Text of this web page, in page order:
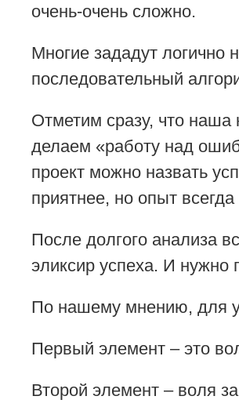
очень-очень сложно.
Многие зададут
последовательный
Отметим сразу, что наша
делаем «работу над
проект можно назвать
приятнее, но опыт
После долгого анализа
эликсир успеха. И нужно
По нашему мнению, для
Первый элемент – это
Второй элемент – воля